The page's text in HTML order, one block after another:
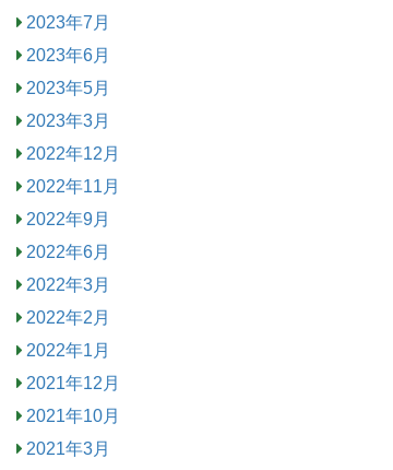
2023年7月
2023年6月
2023年5月
2023年3月
2022年12月
2022年11月
2022年9月
2022年6月
2022年3月
2022年2月
2022年1月
2021年12月
2021年10月
2021年3月